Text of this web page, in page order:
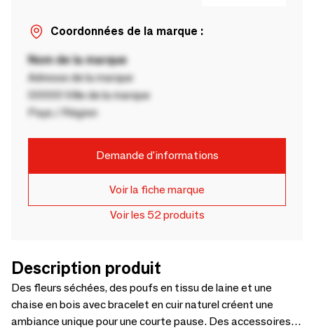
Coordonnées de la marque :
Nom de la marque
Adresse de la marque
00000 Ville de la marque
Pays / Région
Demande d'informations
Voir la fiche marque
Voir les 52 produits
Description produit
Des fleurs séchées, des poufs en tissu de laine et une
chaise en bois avec bracelet en cuir naturel créent une
ambiance unique pour une courte pause. Des accessoires